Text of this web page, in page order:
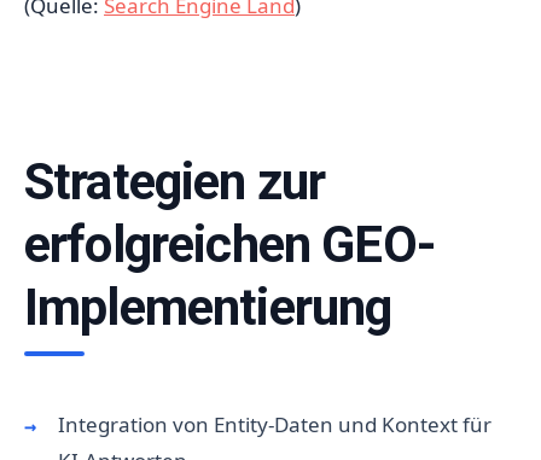
Strategien zur
erfolgreichen GEO-
Implementierung
Integration von Entity-Daten und Kontext für